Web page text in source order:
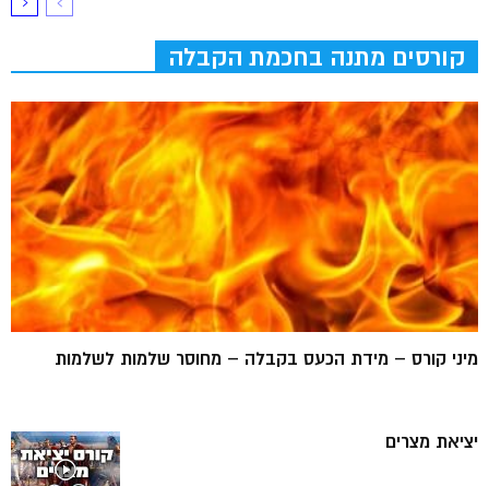
קורסים מתנה בחכמת הקבלה
מיני קורס – מידת הכעס בקבלה – מחוסר שלמות לשלמות
יציאת מצרים